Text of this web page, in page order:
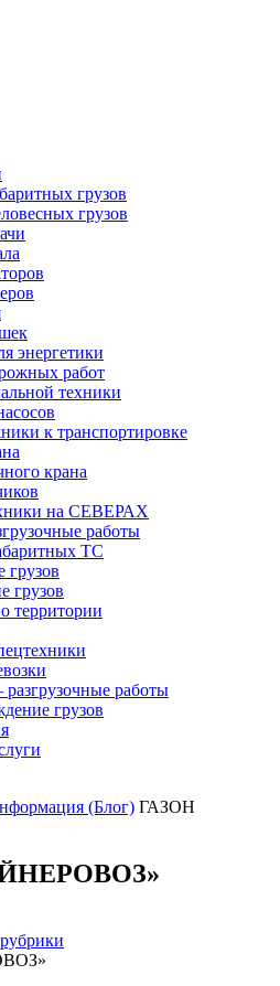
грузов
грузов
энергетики
работ
техники
к транспортировке
крана
на СЕВЕРАХ
работы
ТС
грузов
грузов
территории
разгрузочные работы
грузов
(Блог) ГАЗОН